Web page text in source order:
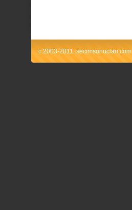
c 2003-2011. secimsonuclari.com